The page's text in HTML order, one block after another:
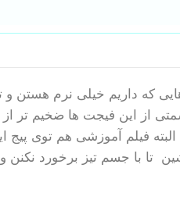
که داریم خیلی نرم هستن
یه قسمتی از این فیجت ها
فیلم آموزشی هم توی
تا با جسم تیز برخورد